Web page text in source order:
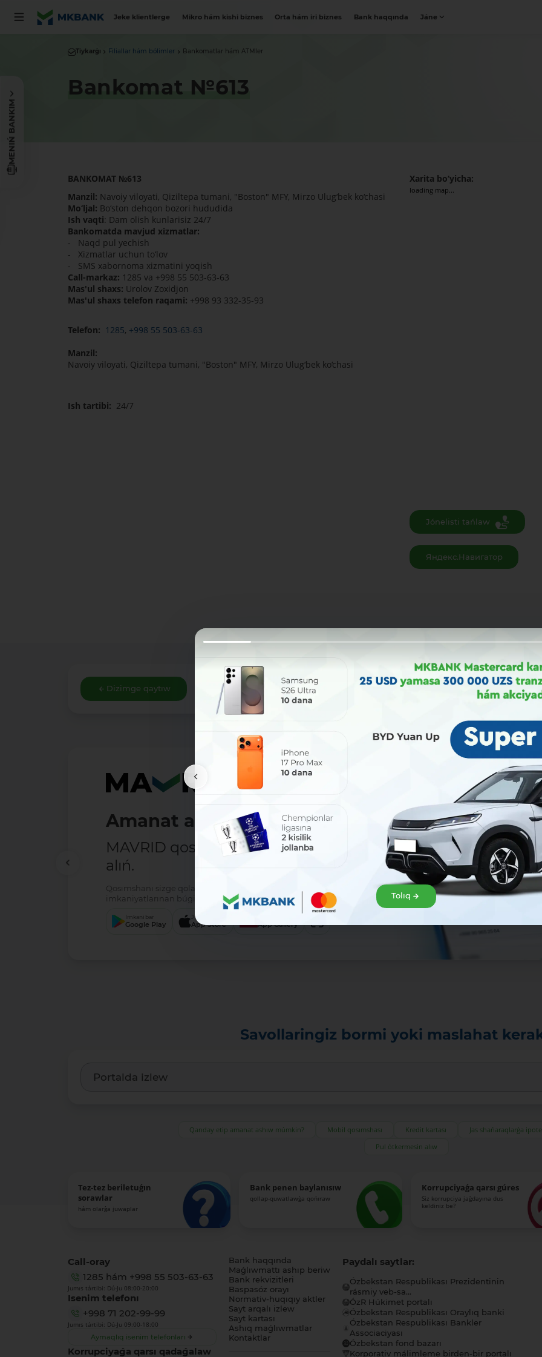
Jeke klientlerge Mikro hám kishi biznes Orta hám iri biznes Bank haqqında Jáne
MENIŃ BANKIM
Tiykarǵı Filiallar hám bólimler Bankomatlar hám ATMler
Bankomat №613
BANKOMAT №613
Manzil: Navoiy viloyati, Qiziltepa tumani, "Boston" MFY, Mirzo Ulug‘bek ko‘chasi
Mo‘ljal: Bo‘ston dehqon bozori hududida
Ish vaqti: Dam olish kunlarisiz 24/7
Bankomatda mavjud xizmatlar:
- Naqd pul yechish
- Xizmatlar uchun to‘lov
- SMS xabornoma xizmatini yoqish
Call-markaz: 1285 va +998 55 503-63-63
Mas'ul shaxs: Urolov Zoxidjon
Mas'ul shaxs telefon raqami: +998 93 332-35-93
Telefon: 1285, +998 55 503-63-63
Manzil:
Navoiy viloyati, Qiziltepa tumani, "Boston" MFY, Mirzo Ulug‘bek ko‘chasi
Ish tartibi: 24/7
Xarita bo‘yicha:
loading map...
Jónelisti tańlaw
Яндекс.Навигатор
Dizimge qaytıw Bólisiw:
Amanat ashıw - ańsat!
MAVRID qosımshasın házir júklep
alıń.
Qosımshanı sizge qolaylı servis arqalı júklep alıń hám Mavrid
imkaniyatlarınan búgin-aq paydalanıwdı baslań!:
Imkani bar
Google Play
Júklew
App Store App Gallery
Savollaringiz bormi yoki maslahat
Qanday etip amanat ashıw múmkin? Mobil qosımshası Kredit kartası Jas shańaraqlarǵa
Pul ótkermesin alıw
Tez-tez beriletuǵın
sorawlar
hám olarǵa juwaplar
Bank penen baylanısıw
qollap-quwatlawǵa qońıraw
Korrupciyaǵa qarsı gúres
Siz korrupciya jaǵdayına dus
keldiniz be?
Call-oray
1285 hám +998 55 503-63-63
Jumıs tártibi: Dú-Ju 08:00-20:00
Isenim telefonı
+998 71 202-99-99
Jumıs tártibi: Dú-Ju 09:00-18:00
Aymaqlıq isenim telefonları
Korrupciyaǵa qarsı qadaǵalaw
Bank haqqında
Maǵlıwmattı ashıp beriw
Bank rekvizitleri
Baspasóz orayı
Normativ-huqıqıy aktler
Sayt arqalı izlew
Sayt kartası
Ashıq maǵlıwmatlar
Kontaktlar
Paydalı saytlar:
Ózbekstan Respublikası Prezidentinin
rásmiy veb-sa...
ÓzR Húkimet portalı
Ózbekstan Respublikası Oraylıq banki
Ózbekstan Respublikası Bankler
Associaciyası
Ózbekstan fond bazarı
Korporativ málimleme birden-bir portalı
Tolıq